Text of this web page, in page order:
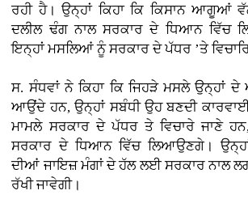
ਰਹੀ ਹੈ। ਉਨ੍ਹਾਂ ਕਿਹਾ ਕਿ ਕਿਸਾਨ
ਦਲੀਲ ਢੰਗ ਨਾਲ ਸਰਕਾਰ ਦੇ ਧਿਆਨ ਵਿੱਚ
ਇਨ੍ਹਾਂ ਮਸਲਿਆਂ ਨੂੰ ਸਰਕਾਰ ਦੇ ਪੱਧਰ ’ਤੇ
ਸ. ਸੰਧਵਾਂ ਨੇ ਕਿਹਾ ਕਿ ਜਿਹੜੇ ਮਸਲੇ ਉਨ੍ਹਾਂ ਦੇ
ਆਉਂਦੇ ਹਨ, ਉਨ੍ਹਾਂ ਸਬੰਧੀ ਉਹ ਬਣਦੀ
ਮਾਮਲੇ ਸਰਕਾਰ ਦੇ ਪੱਧਰ ਤੇ ਵਿਚਾਰੇ ਜਾਣੇ
ਸਰਕਾਰ ਦੇ ਧਿਆਨ ਵਿੱਚ ਲਿਆਉਣਗੇ। ਉਨ੍ਹਾਂ
ਦੀਆਂ ਜਾਇਜ਼ ਮੰਗਾਂ ਦੇ ਹੱਲ ਲਈ ਸਰਕਾਰ ਨਾਲ
ਰੱਖੀ ਜਾਵੇਗੀ।